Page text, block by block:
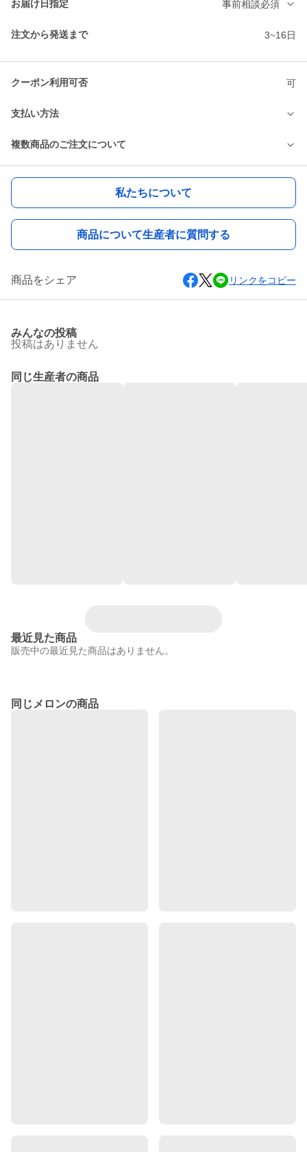
お届け日指定 事前相談必須
注文から発送まで 3~16日
クーポン利用可否 可
支払い方法
複数商品のご注文について
私たちについて
商品について生産者に質問する
商品をシェア リンクをコピー
みんなの投稿
投稿はありません
同じ生産者の商品
最近見た商品
販売中の最近見た商品はありません。
同じメロンの商品